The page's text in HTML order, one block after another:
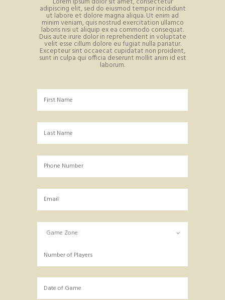
adipiscing elit, sed do eiusmod tempor incididunt
ut labore et dolore magna aliqua. Ut enim ad
minim veniam, quis nostrud exercitation ullamco
laboris nisi ut aliquip ex ea commodo consequat.
Duis aute irure dolor in reprehenderit in voluptate
velit esse cillum dolore eu fugiat nulla pariatur.
Excepteur sint occaecat cupidatat non proident,
sunt in culpa qui officia deserunt mollit anim id est
laborum.